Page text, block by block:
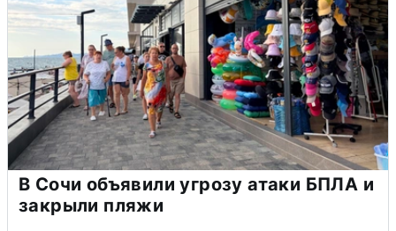
В Сочи объявили угрозу атаки БПЛА и
закрыли пляжи